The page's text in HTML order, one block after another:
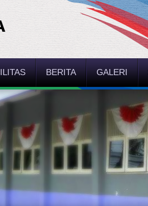
BERITA GALERI